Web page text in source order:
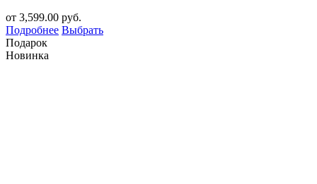
от 3,599.00 руб.
Подробнее Выбрать
Подарок
Новинка